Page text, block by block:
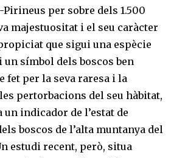
per sobre dels 1.500
majestuositat i el seu caràcter
que sigui una espècie
un símbol dels boscos ben
fet per la seva raresa i la
pertorbacions del seu hàbitat,
un indicador de l’estat de
boscos de l’alta muntanya del
estudi recent, però, situa